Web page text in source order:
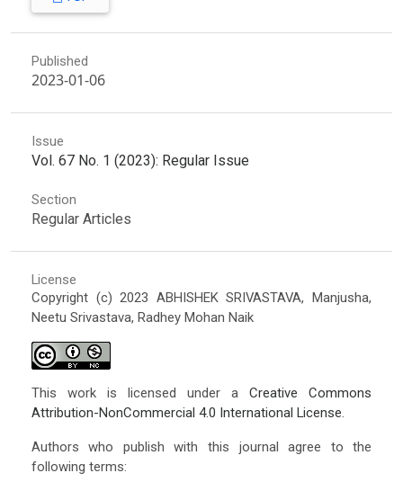
Published
2023-01-06
Issue
Vol. 67 No. 1 (2023): Regular Issue
Section
Regular Articles
License
Copyright (c) 2023 ABHISHEK SRIVASTAVA, Manjusha,
Neetu Srivastava, Radhey Mohan Naik
This work is licensed under aCreative Commons
Attribution-NonCommercial 4.0 International License
Authors who publish with this journal agree to the
following terms: